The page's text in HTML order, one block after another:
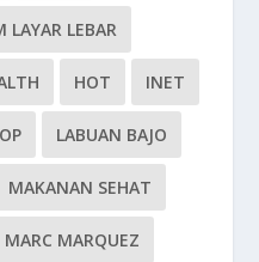
LAYAR LEBAR
HOT INET
LABUAN BAJO
MAKANAN SEHAT
MARC MARQUEZ